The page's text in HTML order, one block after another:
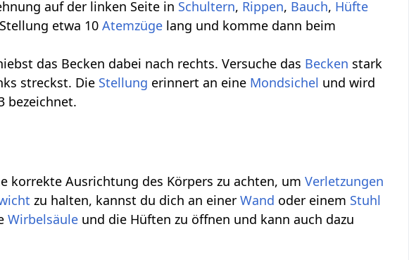
auf der linken Seite in Schultern, Rippen, Bauch, Hüfte
etwa 10Atemzüge lang und komme dann beim
das Becken dabei nach rechts. Versuche das Becken stark
streckst. Die Stellung erinnert an eine Mondsichel und wird
bezeichnet.
korrekte Ausrichtung des Körpers zu achten, umVerletzungen
zu halten, kannst du dich an einerWand oder einem Stuhl
Wirbelsäule und die Hüften zu öffnen und kann auch dazu